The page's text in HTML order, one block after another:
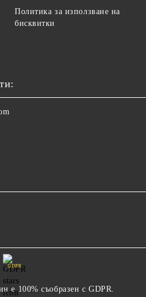
Политика за използване на
бисквитки
GDPR
е 100% съобразен с GDPR.